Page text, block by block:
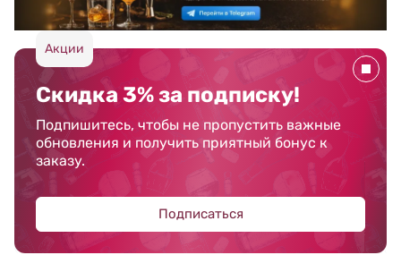
Акции
Скидка 3% за подписку!
Подпишитесь, чтобы не пропустить важные
обновления и получить приятный бонус к
заказу.
Подписаться